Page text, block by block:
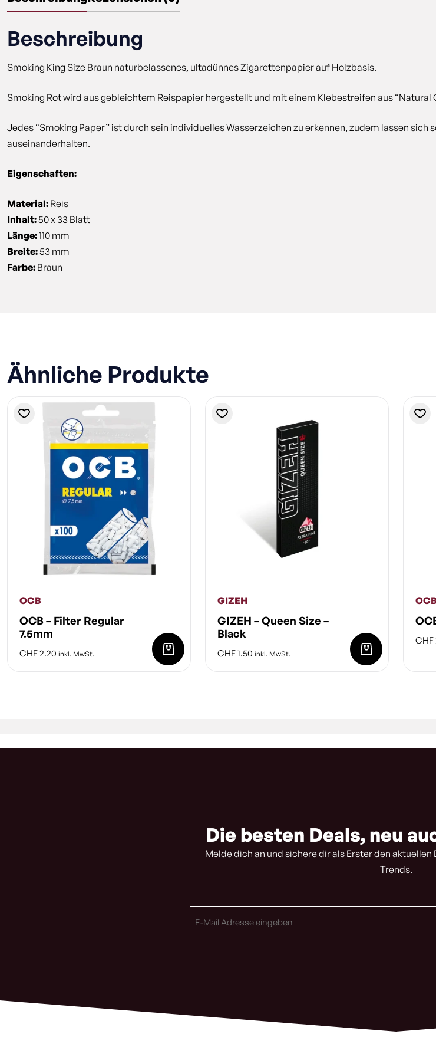
Beschreibung
Smoking King Size Braun naturbelassenes, ultadünnes Zigarettenpapier auf Holzbasis.
Smoking Rot wird aus gebleichtem Reispapier hergestellt und mit einem Klebestreifen aus
Jedes “Smoking Paper” ist durch sein individuelles Wasserzeichen zu erkennen, zudem lassen
auseinanderhalten.
Eigenschaften:
Material: Reis
Inhalt:50 x 33 Blatt
Länge:110 mm
Breite:53 mm
Farbe: Braun
Ähnliche Produkte
OCB
OCB – Filter Regular
7.5mm
CHF2.20 inkl. MwSt.
GIZEH
GIZEH – Queen Size –
Black
CHF1.50 inkl. MwSt.
OCB
CHF
Die besten Deals, neu
Melde dich an und sichere dir als Erster den
Trends.
Mail